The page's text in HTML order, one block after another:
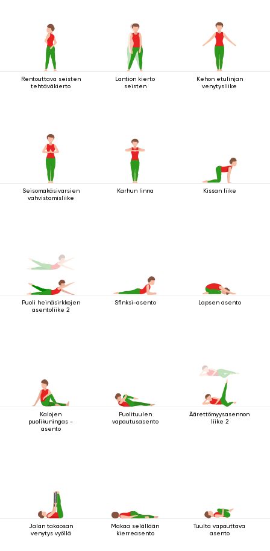
Rentouttava seisten
tehtäväkierto
Lantion kierto
seisten
Kehon etulinjan
venytysliike
Seisomakäsivarsien
vahvistamisliike
Karhun linna Kissan liike
Puoli heinäsirkkojen
asentoliike 2
Sfinksi-asento Lapsen asento
Kalojen
puolikuningas -
asento
Puolituulen
vapautusasento
Äärettömyysasennon
liike 2
Jalan takaosan
venytys vyöllä
Makaa selällään
kierreasento
Tuulta vapauttava
asento